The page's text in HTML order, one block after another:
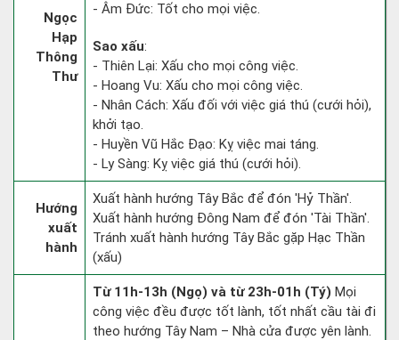
Ngọc
Hạp
Thông
Thư
- Âm Đức: Tốt cho mọi việc.
Sao xấu:
- Thiên Lại: Xấu cho mọi công việc.
- Hoang Vu: Xấu cho mọi công việc.
- Nhân Cách: Xấu đối với việc giá thú (cưới hỏi),
khởi tạo.
- Huyền Vũ Hắc Đạo: Kỵ việc mai táng.
- Ly Sàng: Kỵ việc giá thú (cưới hỏi).
Hướng
xuất
hành
Xuất hành hướng Tây Bắc để đón 'Hỷ Thần'.
Xuất hành hướng Đông Nam để đón 'Tài Thần'.
Tránh xuất hành hướng Tây Bắc gặp Hạc Thần
(xấu)
Từ 11h-13h (Ngọ) và từ 23h-01h (Tý) Mọi
công việc đều được tốt lành, tốt nhất cầu tài đi
theo hướng Tây Nam – Nhà cửa được yên lành.